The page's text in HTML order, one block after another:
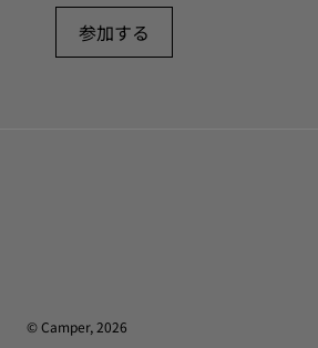
参加する
© Camper, 2026